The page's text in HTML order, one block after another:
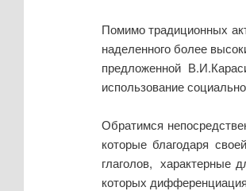
Помимо традиционных
наделенного более
предложенной
использование
Обратимся
которые благодаря
глаголов, характерные
которых